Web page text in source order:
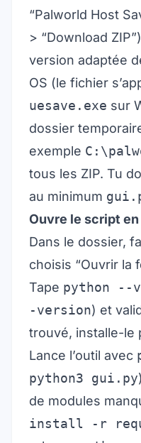
“Palworld Host
> “Download
version adaptée
OS (le fichier
uesave.exe sur
dossier
exemple
tous les ZIP. Tu
au minimum
Ouvre le script
Dans le dossier,
choisis “Ouvrir la
Tape python --
-version) et
trouvé, installe-le
Lance l’outil avec
python3 gui.py
de modules
install -r